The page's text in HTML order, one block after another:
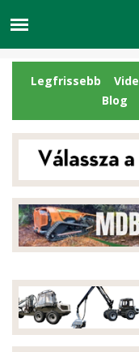
Legfrissebb
Blog